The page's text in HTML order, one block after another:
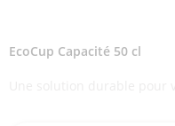
EcoCup Capacité 50 cl